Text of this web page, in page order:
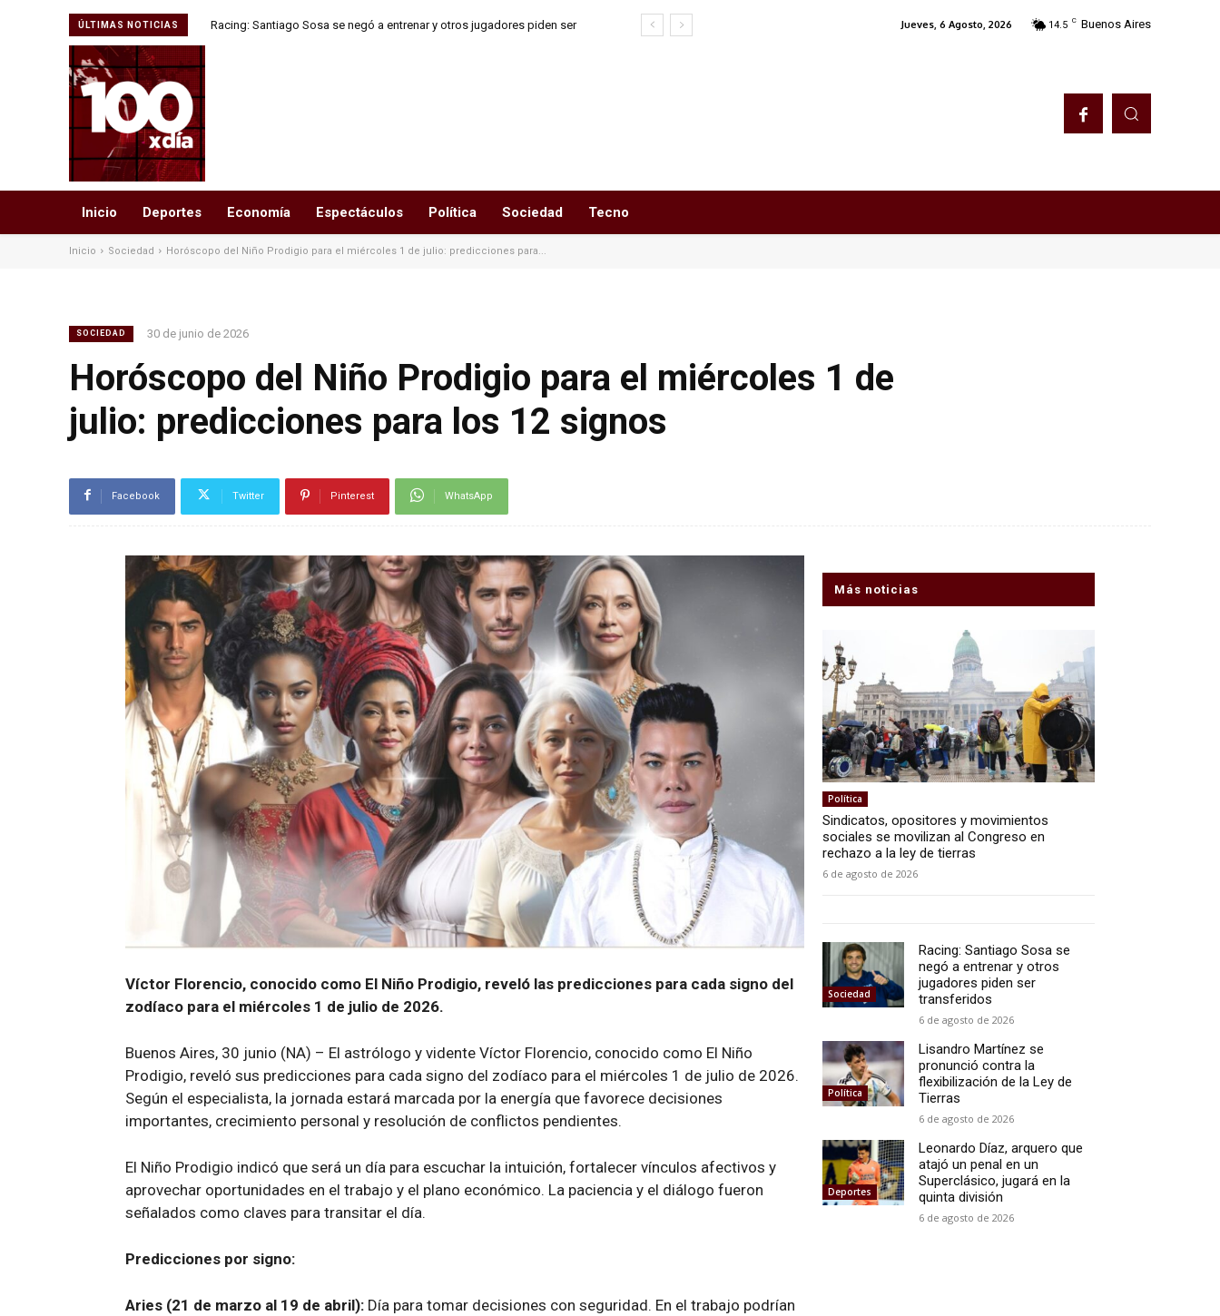
ÚLTIMAS NOTICIAS
Racing: Santiago Sosa se negó a entrenar y otros jugadores piden ser
Jueves, 6 Agosto, 2026 14.5 C Buenos Aires
Inicio Deportes Economía Espectáculos Política Sociedad Tecno
Inicio Sociedad Horóscopo del Niño Prodigio para el miércoles 1 de julio: predicciones para...
SOCIEDAD 30 de junio de 2026
Horóscopo del Niño Prodigio para el miércoles 1 de
julio: predicciones para los 12 signos
Facebook Twitter Pinterest WhatsApp
Víctor Florencio, conocido como El Niño Prodigio, reveló las predicciones para cada signo del
zodíaco para el miércoles 1 de julio de 2026.
Buenos Aires, 30 junio (NA) – El astrólogo y vidente Víctor Florencio, conocido como El Niño
Prodigio, reveló sus predicciones para cada signo del zodíaco para el miércoles 1 de julio de 2026.
Según el especialista, la jornada estará marcada por la energía que favorece decisiones
importantes, crecimiento personal y resolución de conflictos pendientes.
El Niño Prodigio indicó que será un día para escuchar la intuición, fortalecer vínculos afectivos y
aprovechar oportunidades en el trabajo y el plano económico. La paciencia y el diálogo fueron
señalados como claves para transitar el día.
Predicciones por signo:
Aries (21 de marzo al 19 de abril): Día para tomar decisiones con seguridad. En el trabajo podrían
Más noticias
Política
Sindicatos, opositores y movimientos
sociales se movilizan al Congreso en
rechazo a la ley de tierras
6 de agosto de 2026
Sociedad
Racing: Santiago Sosa se
negó a entrenar y otros
jugadores piden ser
transferidos
6 de agosto de 2026
Política
Lisandro Martínez se
pronunció contra la
flexibilización de la Ley de
Tierras
6 de agosto de 2026
Deportes
Leonardo Díaz, arquero que
atajó un penal en un
Superclásico, jugará en la
quinta división
6 de agosto de 2026